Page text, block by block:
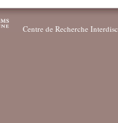
Centre de Recherche